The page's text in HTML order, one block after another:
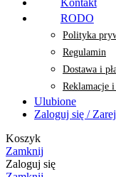
Kontakt
RODO
Polityka
Regulamin
Dostawa i
Reklamacje
Ulubione
Zaloguj się /
Koszyk
Zamknij
Zaloguj się